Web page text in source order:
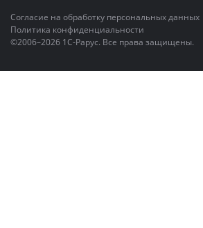
©2006–2026 1С-Рарус. Все права защищены.
Политика конфиденциальности
Согласие на обработку персональных данных